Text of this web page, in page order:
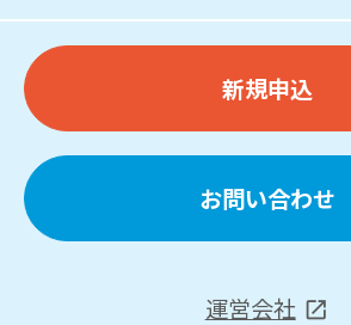
新規申込
お問い合わせ
運営会社